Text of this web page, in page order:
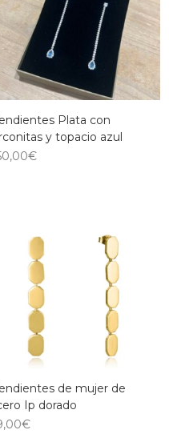
Plata con
y topacio azul
€
de mujer de
Ip dorado
€